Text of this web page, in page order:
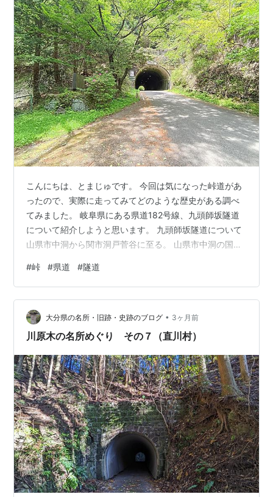
こんにちは、とまじゅです。 今回は気になった峠道があ
ったので、実際に走ってみてどのような歴史がある調べ
てみました。 岐阜県にある県道182号線、九頭師坂隧道
について紹介しようと思います。 九頭師坂隧道について
山県市中洞から関市洞戸菅谷に至る。 山県市中洞の国道
国道256号交点が終点。 記念碑 記念碑 馬がもの伝うた崩
の坂で 洞戸通いはの鎧はいやと云うた 洞戸民謡 昔、こ
の坂は山岳信仰の参道として開設されたもので、洞戸へ
上がる馬車は急坂のため米五俵を運ぶのがやっとのこと
で、復路は木炭、美濃紙等、岐阜行の荷物が盛沢山であ
#峠 #県道 #隧道
大分県の名所・旧跡・史跡のブログ • 3ヶ月前
川原木の名所めぐり その７（直川村）